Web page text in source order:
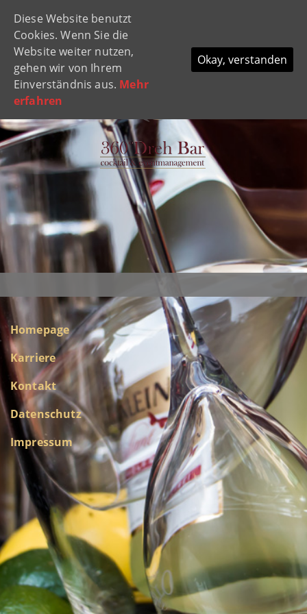
Homepage
Karriere
Kontakt
Datenschutz
Impressum
Diese Website benutzt
Cookies. Wenn Sie die
Website weiter nutzen,
gehen wir von Ihrem
Einverständnis aus. Mehr
erfahren
Okay, verstanden